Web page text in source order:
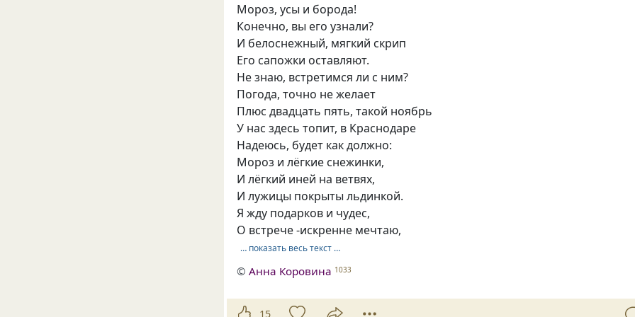
Мороз, усы и борода!
Конечно, вы его узнали?
И белоснежный, мягкий скрип
Его сапожки оставляют.
Не знаю, встретимся ли с ним?
Погода, точно не желает
Плюс двадцать пять, такой ноябрь
У нас здесь топит, в Краснодаре
Надеюсь, будет как должно:
Мороз и лёгкие снежинки,
И лёгкий иней на ветвях,
И лужицы покрыты льдинкой.
Я жду подарков и чудес,
О встрече -искренне мечтаю,
… показать весь текст …
©Анна Коровина 1033
15